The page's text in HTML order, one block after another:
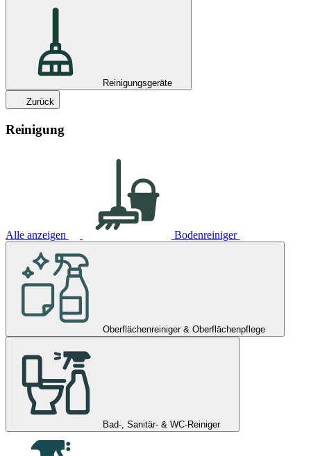
Reinigungsgeräte
Zurück
Reinigung
Alle anzeigen Bodenreiniger
Oberflächenreiniger & Oberflächenpflege
Bad-, Sanitär- & WC-Reiniger